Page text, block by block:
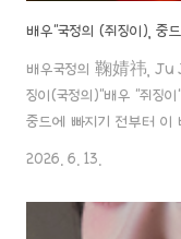
배우국정의 鞠婧祎, Ju
징이(국정의)"배우 "쥐
중드에 빠지기 전부터 이
인형처럼 예쁘게 생겨서
世界》 촬영장 유출에 난
파괴' 논란.ㄷㄷ 중드《
2026. 6. 13.